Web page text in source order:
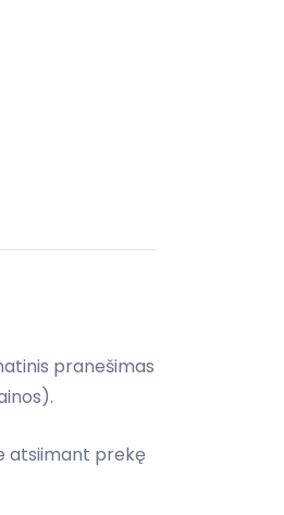
pranešimas
atsiimant prekę